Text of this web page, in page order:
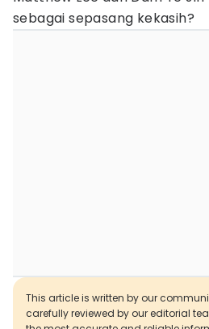
sebagai sepasang kekasih?
This article is written by our
carefully reviewed by our editorial